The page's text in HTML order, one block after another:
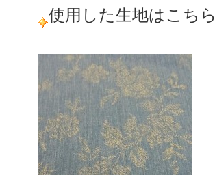
使用した生地はこちら